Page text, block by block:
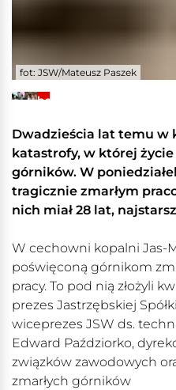
fot: JSW/Mateusz Paszek
+5
Zobacz
Dwadzieścia lat temu w
katastrofy, w której życie
górników. W
tragicznie zmarłym
nich miał 28 lat,
W cechowni kopalni Jas-
poświęconą górnikom
pracy. To pod nią złożyli
prezes Jastrzębskiej
wiceprezes JSW ds.
Edward Paździorko,
związków zawodowych
zmarłych górników